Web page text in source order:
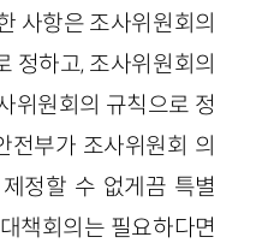
사항은 조사위원회의
정하고, 조사위원회의
위원회의 규칙으로 정
전부가 조사위원회 의
정할 수 없게끔 특별
책회의는 필요하다면